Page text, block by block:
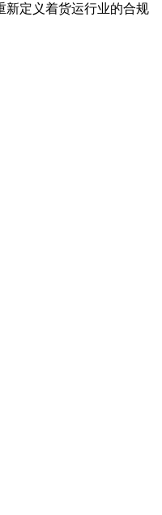
新定义着货运行业的合规